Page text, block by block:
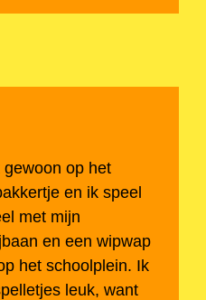
op het
en ik speel
met mijn
en een wipwap
het schoolplein. Ik
leuk, want